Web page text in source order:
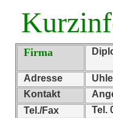
Firma
Adresse
Kontakt
Tel./Fax
Tel.